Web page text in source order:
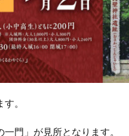
。
門」が見所となります。